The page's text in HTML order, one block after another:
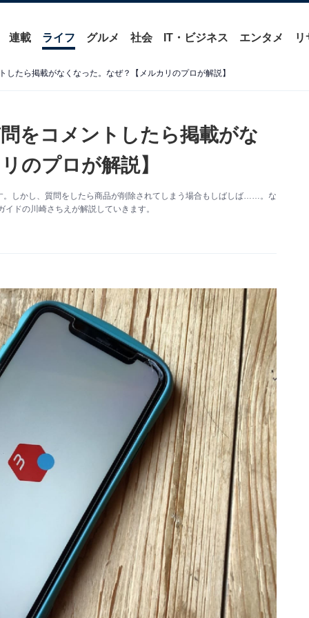
連載 ライフ グルメ 社会 IT・ビジネス エンタメ リ
たら掲載がなくなった。なぜ？【メルカリのプロが解説】
をコメントしたら掲載がな
のプロが解説】
しかし、質問をしたら商品が削除されてしまう場合もしばしば……。な
ドの川崎さちえが解説していきます。